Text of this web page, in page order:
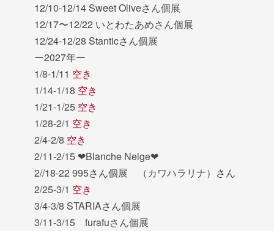
12/10-12/14 Sweet Oliveさん個展
12/17〜12/22 いとわたあめさん個展
12/24-12/28 Stanticさん個展
ー2027年ー
1/8-1/11 空き
1/14-1/18 空き
1/21-1/25 空き
1/28-2/1 空き
2/4-2/8 空き
2/11-2/15 ❤︎Blanche Neige❤︎
2//18-22 995さん個展 （カワハラリナ）さん
2/25-3/1 空き
3/4-3/8 STARIAさん個展
3/11-3/15 furafuさん個展